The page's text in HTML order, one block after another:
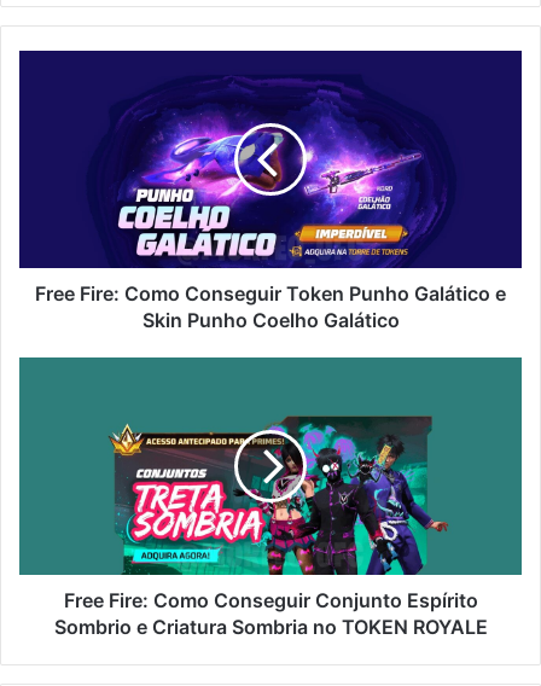
Skin
Punho
Free Fire: Como Conseguir Token Punho Galático e
Skin Punho Coelho Galático
Criatura
SombriaFree Fire: Como Conseguir Conjunto Espírito
Sombrio e Criatura Sombria no TOKEN ROYALE